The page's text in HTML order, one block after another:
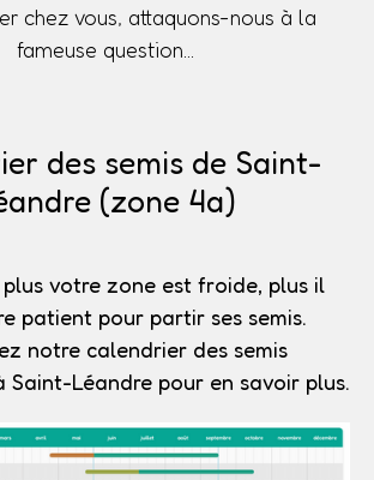
chez vous, attaquons-nous à la
fameuse question...
des semis de Saint-
(zone 4a)
plus votre zone est froide, plus il
patient pour partir ses semis.
notre calendrier des semis
Saint-Léandre pour en savoir plus.